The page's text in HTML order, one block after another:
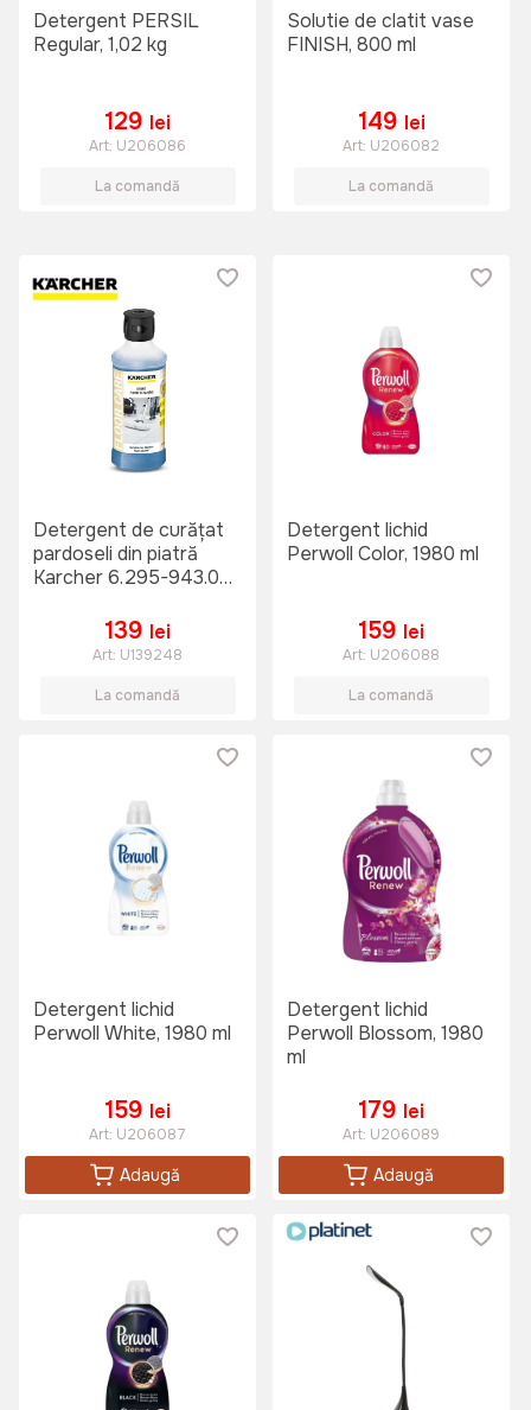
Detergent PERSIL
Regular, 1,02 kg
129 lei
Art: U206086
La comandă
Solutie de clatit vase
FINISH, 800 ml
149 lei
Art: U206082
La comandă
Detergent de curățat
pardoseli din piatră
Karcher 6.295-943.0
139 lei
Art: U139248
La comandă
Detergent lichid
Perwoll Color, 1980 ml
159 lei
Art: U206088
La comandă
Detergent lichid
Perwoll White, 1980 ml
159 lei
Art: U206087
Adaugă
Detergent lichid
Perwoll Blossom, 1980
ml
179 lei
Art: U206089
Adaugă